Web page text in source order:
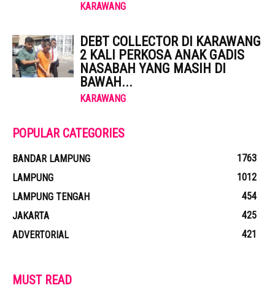
KARAWANG
DEBT COLLECTOR DI KARAWANG
2 KALI PERKOSA ANAK GADIS
NASABAH YANG MASIH DI
BAWAH...
KARAWANG
POPULAR CATEGORIES
BANDAR LAMPUNG
1763
LAMPUNG
1012
LAMPUNG TENGAH
454
JAKARTA
425
ADVERTORIAL
421
MUST READ